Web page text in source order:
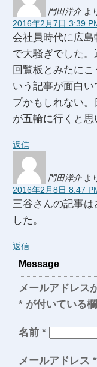
門田洋介 よ
2016年2月7日 3:39
会社員時代に広
で大騒ぎでした
回覧板とみたに
いう記事が面白
プかもしれない
が五輪に行くと思
返信
門田洋介 よ
2016年2月8日 8:47
三谷さんの記事は
した。
返信
Message
メールアドレス
* が付いている
名前 *
メールアドレス *